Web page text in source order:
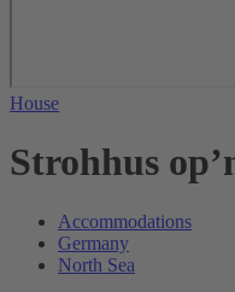
House
Strohhus
Accommodations
Germany
North Sea